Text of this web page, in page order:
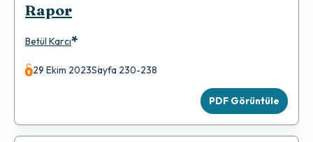
Rapor
Betül Karcı*
29 Ekim 2023Sayfa 230-238
PDF Görüntüle